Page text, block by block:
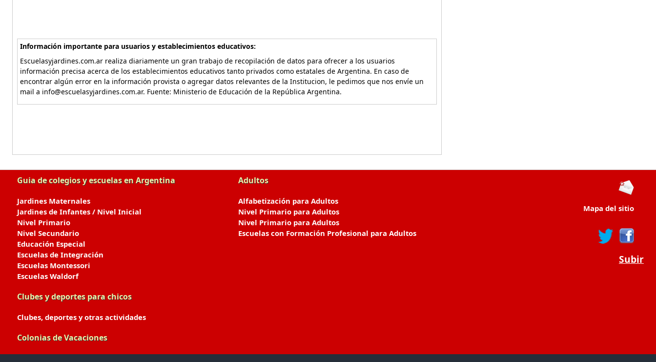
Información importante para usuarios y establecimientos educativos:
Escuelasyjardines.com.ar realiza diariamente un gran trabajo de recopilación de datos para ofrecer a los usuarios
información precisa acerca de los establecimientos educativos tanto privados como estatales de Argentina. En caso de
encontrar algún error en la información provista o agregar datos relevantes de la Institucion, le pedimos que nos envíe un
mail a info@escuelasyjardines.com.ar. Fuente: Ministerio de Educación de la República Argentina.
Guia de colegios y escuelas en Argentina
Jardines Maternales
Jardines de Infantes / Nivel Inicial
Nivel Primario
Nivel Secundario
Educación Especial
Escuelas de Integración
Escuelas Montessori
Escuelas Waldorf
Clubes y deportes para chicos
Clubes, deportes y otras actividades
Colonias de Vacaciones
Adultos
Alfabetización para Adultos
Nivel Primario para Adultos
Nivel Primario para Adultos
Escuelas con Formación Profesional para Adultos
Mapa del sitio
Subir